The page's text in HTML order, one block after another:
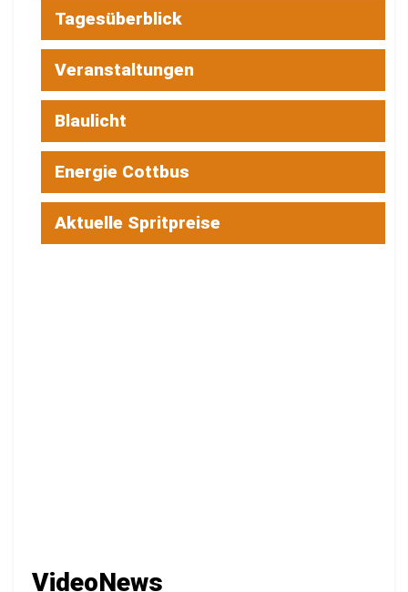
Tagesüberblick
Veranstaltungen
Blaulicht
Energie Cottbus
Aktuelle Spritpreise
VideoNews